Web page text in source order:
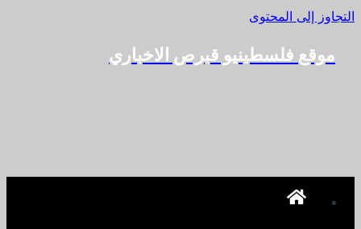
التجاوز إلى المحتوى
موقع فلسطينيو قبرص الاخباري